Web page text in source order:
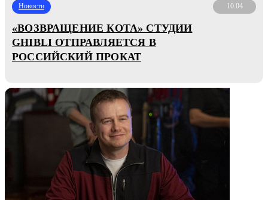
Новости 10.04
«ВОЗВРАЩЕНИЕ КОТА» СТУДИИ
GHIBLI ОТПРАВЛЯЕТСЯ В
РОССИЙСКИЙ ПРОКАТ